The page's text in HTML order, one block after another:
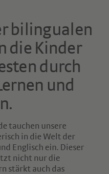
bilingualen
die Kinder
durch
und
tauchen unsere
in die Welt der
Englisch ein. Dieser
nicht nur die
stärkt auch das